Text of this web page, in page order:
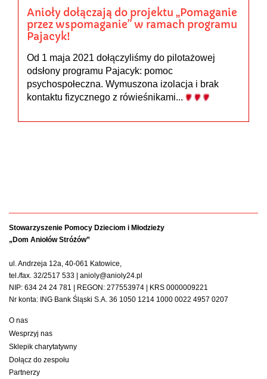
Anioły dołączają do projektu „Pomaganie
przez wspomaganie” w ramach programu
Pajacyk!
Od 1 maja 2021 dołączyliśmy do pilotażowej
odsłony programu Pajacyk: pomoc
psychospołeczna. Wymuszona izolacja i brak
kontaktu fizycznego z rówieśnikami...
Stowarzyszenie Pomocy Dzieciom i Młodzieży
„Dom Aniołów Stróżów”
ul. Andrzeja 12a, 40-061 Katowice,
tel./fax. 32/2517 533 | anioly@anioly24.pl
NIP: 634 24 24 781 | REGON: 277553974 | KRS 0000009221
Nr konta: ING Bank Śląski S.A. 36 1050 1214 1000 0022 4957 0207
O nas
Wesprzyj nas
Sklepik charytatywny
Dołącz do zespołu
Partnerzy